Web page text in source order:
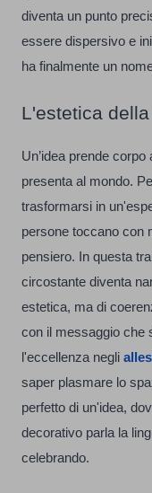
diventa un punto
essere dispersivo e
ha finalmente un
L'estetica
Un’idea prende
presenta al mondo.
trasformarsi in
persone toccano con
pensiero. In questa
circostante diventa
estetica, ma di
con il messaggio che
l'eccellenza negli
saper plasmare lo
perfetto di un'idea,
decorativo parla la
celebrando.